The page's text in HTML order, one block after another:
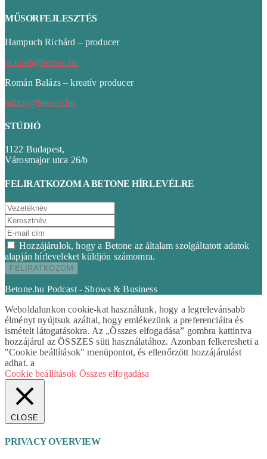
MŰSORFEJLESZTÉS
Hampuch Richárd – producer
richard@betone.hu
Román Balázs – kreatív producer
balazs@betone.hu
STÚDIÓ
1122 Budapest,
Városmajor utca 26/b
FELIRATKOZOM A BETONE HÍRLEVÉLRE
Hozzájárulok, hogy a Betone az általam szolgáltatott adatok
alapján hírleveleket küldjön számomra.
Betone.hu Podcast - Shows & Business
Weboldalunkon cookie-kat használunk, hogy a legrelevánsabb
élményt nyújtsuk azáltal, hogy emlékezünk a preferenciáira és
ismételt látogatásokra. Az „Összes elfogadása” gombra kattintva
hozzájárul az ÖSSZES süti használatához. Azonban felkeresheti a
"Cookie beállítások" menüpontot, és ellenőrzött hozzájárulást
adhat. a
Cookie beállítások Összes elfogadása
CLOSE
PRIVACY OVERVIEW